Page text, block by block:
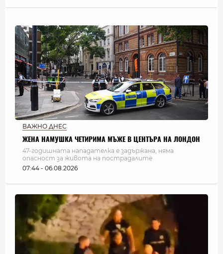
ВАЖНО ДНЕС
ЖЕНА НАМУШКА ЧЕТИРИМА МЪЖЕ В ЦЕНТЪРА НА ЛОНДОН
47-годишната нападателка е задържана, няма
опасност за живота на пострадалите
07:44 - 06.08.2026